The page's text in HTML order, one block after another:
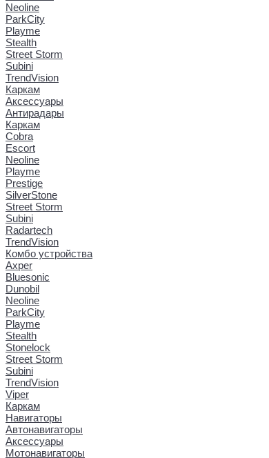
Neoline
ParkCity
Playme
Stealth
Street Storm
Subini
TrendVision
Каркам
Аксессуары
Антирадары
Каркам
Cobra
Escort
Neoline
Playme
Prestige
SilverStone
Street Storm
Subini
Radartech
TrendVision
Комбо устройства
Axper
Bluesonic
Dunobil
Neoline
ParkCity
Playme
Stealth
Stonelock
Street Storm
Subini
TrendVision
Viper
Каркам
Навигаторы
Автонавигаторы
Аксессуары
Мотонавигаторы